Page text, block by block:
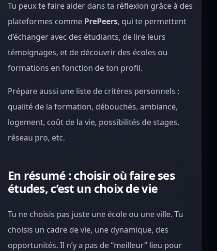
Tu peux te faire aider dans ta réflexion grâce à des
plateformes comme PrePeers, qui te permettent
d’échanger avec des étudiants, de lire leurs
témoignages, et de découvrir des écoles ou
formations en fonction de ton profil.
Prépare aussi une liste de critères personnels :
qualité de la formation, débouchés, ambiance,
logement, coût de la vie, possibilités de stages,
réseau pro, etc.
En résumé : choisir où faire ses
études, c’est un choix de vie
Tu ne choisis pas juste une école ou une ville. Tu
choisis un cadre de vie, une dynamique, des
opportunités. Il n’y a pas de “meilleur” lieu pour